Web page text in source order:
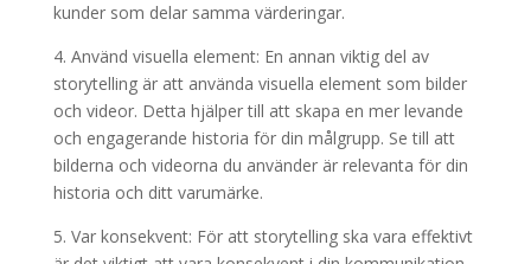
kunder som delar samma värderingar.
4. Använd visuella element: En annan viktig del av
storytelling är att använda visuella element som bilder
och videor. Detta hjälper till att skapa en mer levande
och engagerande historia för din målgrupp. Se till att
bilderna och videorna du använder är relevanta för din
historia och ditt varumärke.
5. Var konsekvent: För att storytelling ska vara effektivt